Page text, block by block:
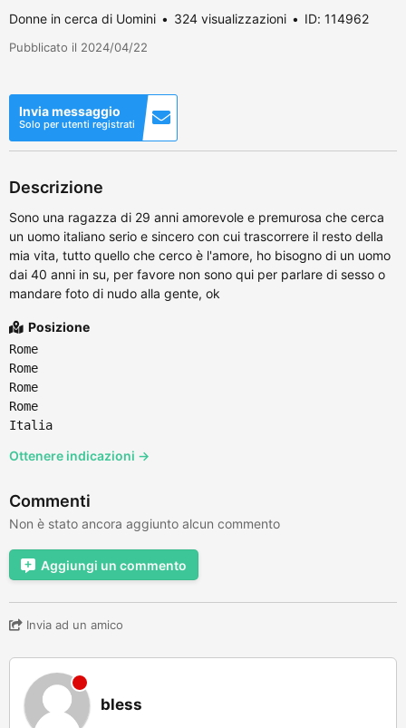
Donne in cerca di Uomini 324 visualizzazioni ID: 114962
Pubblicato il 2024/04/22
Invia messaggio
Solo per utenti registrati
Descrizione
Sono una ragazza di 29 anni amorevole e premurosa che cerca
un uomo italiano serio e sincero con cui trascorrere il resto della
mia vita, tutto quello che cerco è l'amore, ho bisogno di un uomo
dai 40 anni in su, per favore non sono qui per parlare di sesso o
mandare foto di nudo alla gente, ok
Posizione
Rome
Rome
Rome
Rome
Italia
Ottenere indicazioni →
Commenti
Non è stato ancora aggiunto alcun commento
Aggiungi un commento
Invia ad un amico
bless